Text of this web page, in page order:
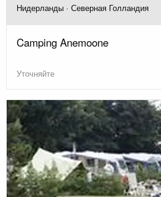
Нидерланды · Северная Голландия
Camping Anemoone
Уточняйте